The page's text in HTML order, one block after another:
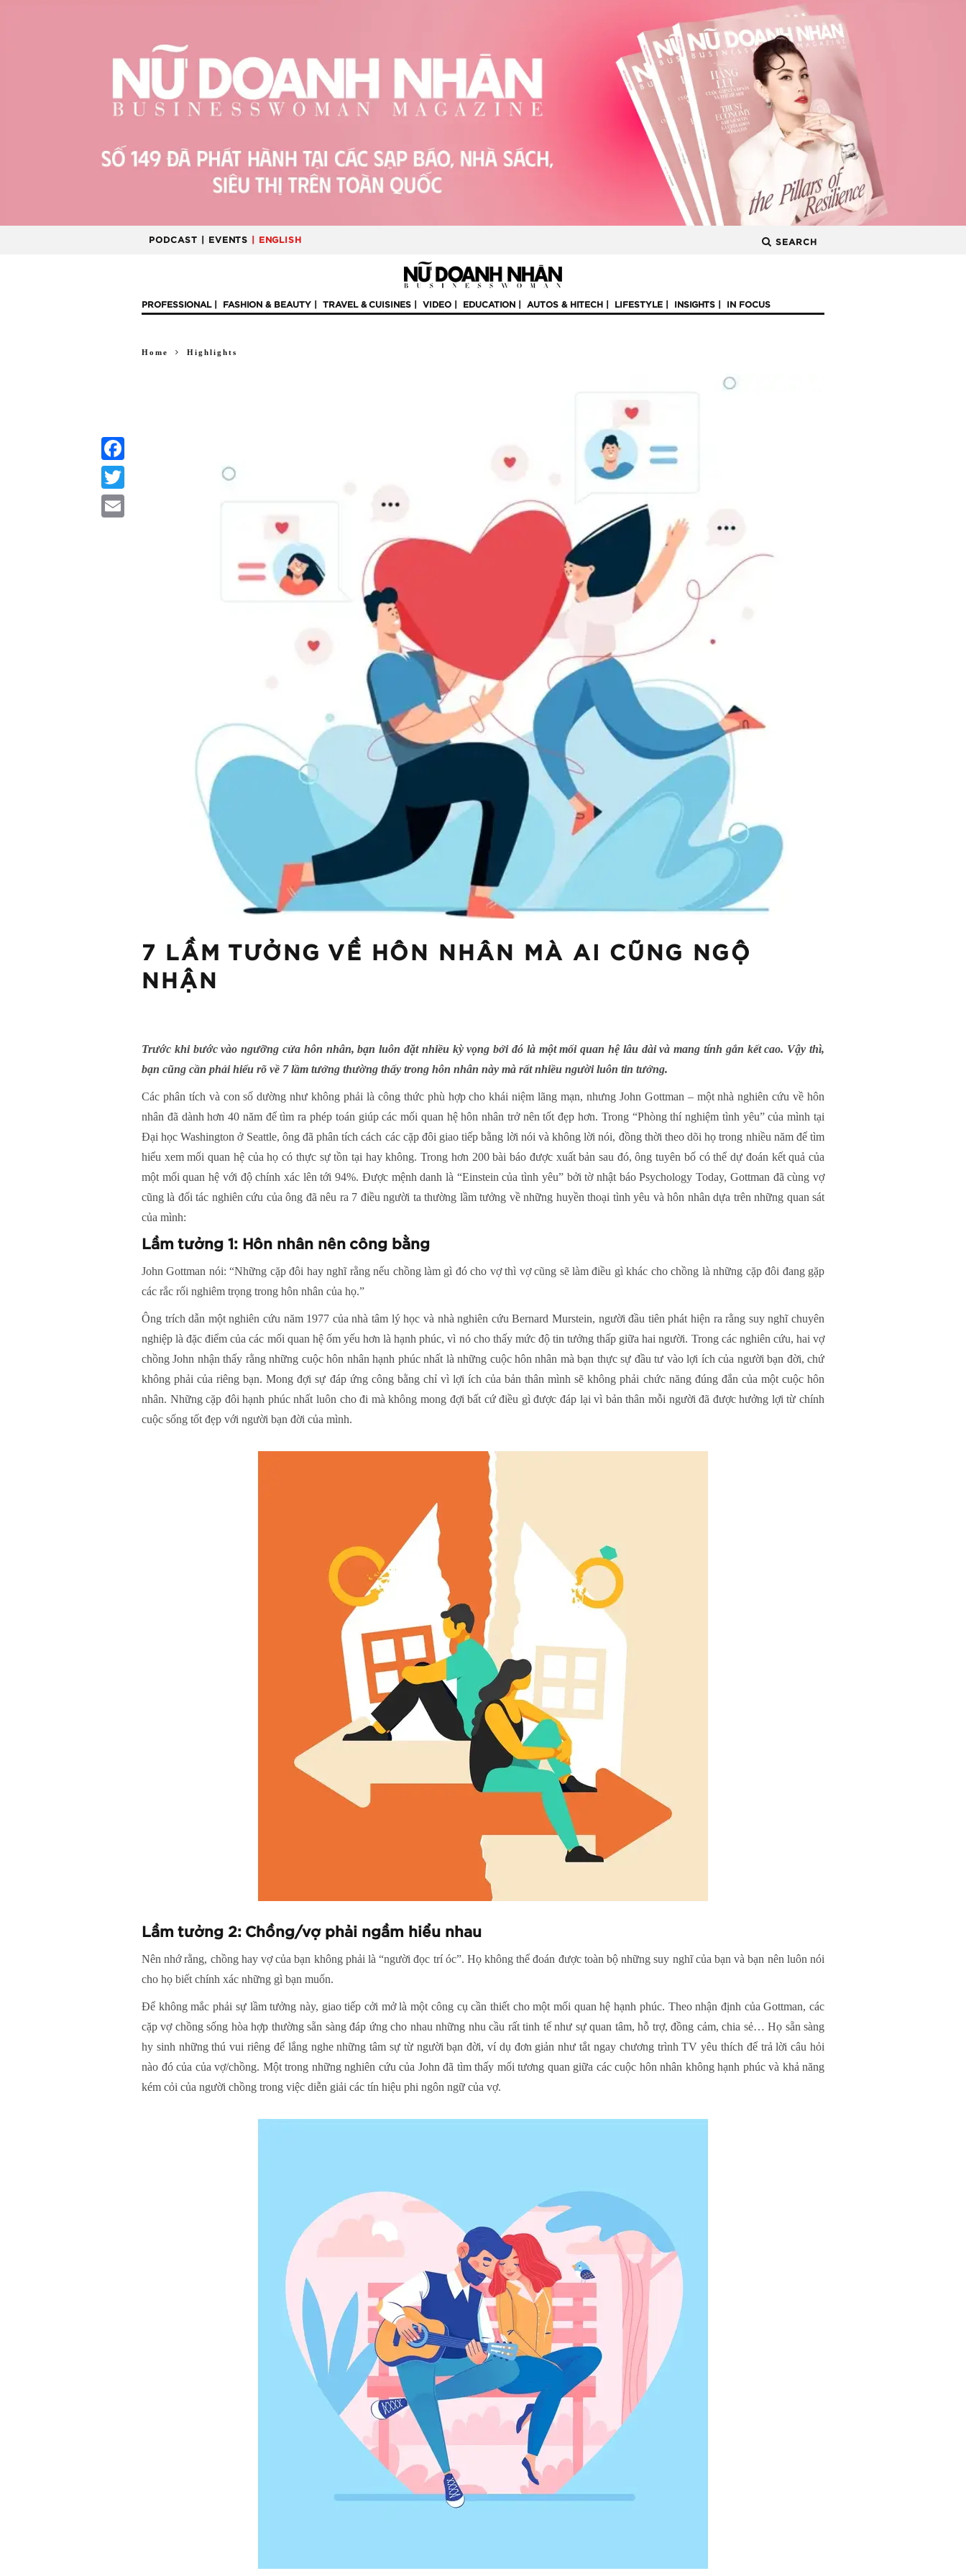
PODCAST | EVENTS | ENGLISH SEARCH
PROFESSIONAL FASHION & BEAUTY TRAVEL & CUISINES VIDEO EDUCATION AUTOS & HITECH LIFESTYLE INSIGHTS IN FOCUS
Home Highlights
7 LẦM TƯỞNG VỀ HÔN NHÂN MÀ AI CŨNG NGỘ
NHẬN
Trước khi bước vào ngưỡng cửa hôn nhân, bạn luôn đặt nhiều kỳ vọng bởi đó là một mối quan hệ lâu dài và mang tính gắn kết cao. Vậy thì,
bạn cũng cần phải hiểu rõ về 7 lầm tưởng thường thấy trong hôn nhân này mà rất nhiều người luôn tin tưởng.
Các phân tích và con số dường như không phải là công thức phù hợp cho khái niệm lãng mạn, nhưng John Gottman – một nhà nghiên cứu về hôn
nhân đã dành hơn 40 năm để tìm ra phép toán giúp các mối quan hệ hôn nhân trở nên tốt đẹp hơn. Trong “Phòng thí nghiệm tình yêu” của mình tại
Đại học Washington ở Seattle, ông đã phân tích cách các cặp đôi giao tiếp bằng lời nói và không lời nói, đồng thời theo dõi họ trong nhiều năm để tìm
hiểu xem mối quan hệ của họ có thực sự tồn tại hay không. Trong hơn 200 bài báo được xuất bản sau đó, ông tuyên bố có thể dự đoán kết quả của
một mối quan hệ với độ chính xác lên tới 94%. Được mệnh danh là “Einstein của tình yêu” bởi tờ nhật báo Psychology Today, Gottman đã cùng vợ
cũng là đối tác nghiên cứu của ông đã nêu ra 7 điều người ta thường lầm tưởng về những huyền thoại tình yêu và hôn nhân dựa trên những quan sát
của mình:
Lầm tưởng 1: Hôn nhân nên công bằng
John Gottman nói: “Những cặp đôi hay nghĩ rằng nếu chồng làm gì đó cho vợ thì vợ cũng sẽ làm điều gì khác cho chồng là những cặp đôi đang gặp
các rắc rối nghiêm trọng trong hôn nhân của họ.”
Ông trích dẫn một nghiên cứu năm 1977 của nhà tâm lý học và nhà nghiên cứu Bernard Murstein, người đầu tiên phát hiện ra rằng suy nghĩ chuyên
nghiệp là đặc điểm của các mối quan hệ ốm yếu hơn là hạnh phúc, vì nó cho thấy mức độ tin tưởng thấp giữa hai người. Trong các nghiên cứu, hai vợ
chồng John nhận thấy rằng những cuộc hôn nhân hạnh phúc nhất là những cuộc hôn nhân mà bạn thực sự đầu tư vào lợi ích của người bạn đời, chứ
không phải của riêng bạn. Mong đợi sự đáp ứng công bằng chỉ vì lợi ích của bản thân mình sẽ không phải chức năng đúng đắn của một cuộc hôn
nhân. Những cặp đôi hạnh phúc nhất luôn cho đi mà không mong đợi bất cứ điều gì được đáp lại vì bản thân mỗi người đã được hưởng lợi từ chính
cuộc sống tốt đẹp với người bạn đời của mình.
Lầm tưởng 2: Chồng/vợ phải ngầm hiểu nhau
Nên nhớ rằng, chồng hay vợ của bạn không phải là “người đọc trí óc”. Họ không thể đoán được toàn bộ những suy nghĩ của bạn và bạn nên luôn nói
cho họ biết chính xác những gì bạn muốn.
Để không mắc phải sự lầm tưởng này, giao tiếp cởi mở là một công cụ cần thiết cho một mối quan hệ hạnh phúc. Theo nhận định của Gottman, các
cặp vợ chồng sống hòa hợp thường sẵn sàng đáp ứng cho nhau những nhu cầu rất tinh tế như sự quan tâm, hỗ trợ, đồng cảm, chia sẻ… Họ sẵn sàng
hy sinh những thú vui riêng để lắng nghe những tâm sự từ người bạn đời, ví dụ đơn giản như tắt ngay chương trình TV yêu thích để trả lời câu hỏi
nào đó của của vợ/chồng. Một trong những nghiên cứu của John đã tìm thấy mối tương quan giữa các cuộc hôn nhân không hạnh phúc và khả năng
kém cỏi của người chồng trong việc diễn giải các tín hiệu phi ngôn ngữ của vợ.
Facebook
Twitter